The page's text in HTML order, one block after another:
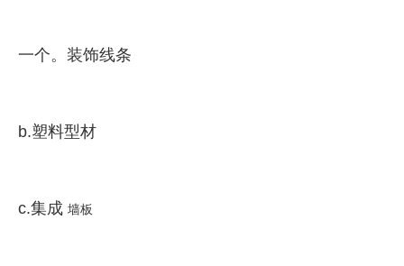
一个。装饰线条
b.塑料型材
c.集成 墙板